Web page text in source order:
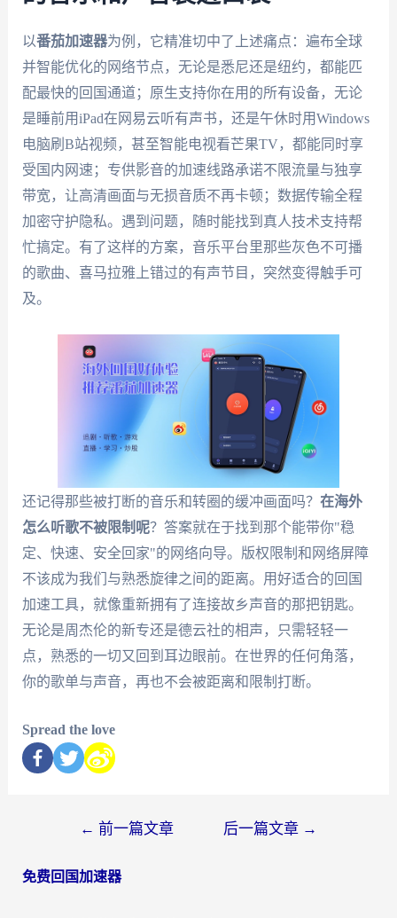
以番茄加速器为例，它精准切中了上述痛点：遍布全球
并智能优化的网络节点，无论是悉尼还是纽约，都能匹
配最快的回国通道；原生支持你在用的所有设备，无论
是睡前用iPad在网易云听有声书，还是午休时用Windows
电脑刷B站视频，甚至智能电视看芒果TV，都能同时享
受国内网速；专供影音的加速线路承诺不限流量与独享
带宽，让高清画面与无损音质不再卡顿；数据传输全程
加密守护隐私。遇到问题，随时能找到真人技术支持帮
忙搞定。有了这样的方案，音乐平台里那些灰色不可播
的歌曲、喜马拉雅上错过的有声节目，突然变得触手可
及。
还记得那些被打断的音乐和转圈的缓冲画面吗？ 在海外
怎么听歌不被限制呢？答案就在于找到那个能带你"稳
定、快速、安全回家"的网络向导。版权限制和网络屏障
不该成为我们与熟悉旋律之间的距离。用好适合的回国
加速工具，就像重新拥有了连接故乡声音的那把钥匙。
无论是周杰伦的新专还是德云社的相声，只需轻轻一
点，熟悉的一切又回到耳边眼前。在世界的任何角落，
你的歌单与声音，再也不会被距离和限制打断。
Spread the love
← 前一篇文章 后一篇文章 →
免费回国加速器